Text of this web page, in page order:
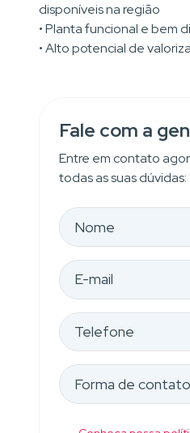
disponíveis na região
• Planta funcional e bem
• Alto potencial de
Fale com a
Entre em contato
todas as suas dúvidas: